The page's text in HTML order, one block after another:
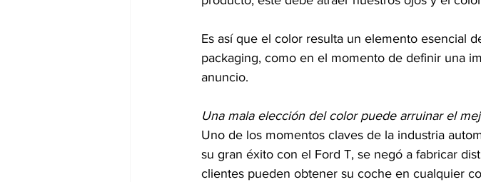
Es así que el color resulta un elemento esencial
packaging, como en el momento de definir una
anuncio.
Una mala elección del color puede arruinar el
Uno de los momentos claves de la industria
su gran éxito con el Ford T, se negó a fabricar
clientes pueden obtener su coche en cualquier